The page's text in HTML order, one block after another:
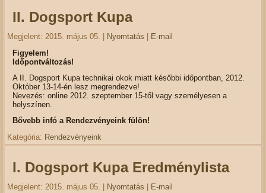
II. Dogsport Kupa
Megjelent: 2015. május 05. Nyomtatás
E-mail
Figyelem!
Időpontváltozás!
A II. Dogsport Kupa technikai okok miatt későbbi időpontban, 2012.
Október 13-14-én lesz megrendezve!
Nevezés: online 2012. szeptember 15-től vagy személyesen a
helyszínen.
Bővebb infó a Rendezvényeink fülön!
Kategória: Rendezvényeink
I. Dogsport Kupa Eredménylista
Megjelent: 2015. május 05. Nyomtatás
E-mail